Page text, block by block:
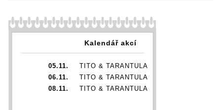
Kalendář akcí
05.11.
TITO & TARANTULA
06.11.
TITO & TARANTULA
08.11.
TITO & TARANTULA